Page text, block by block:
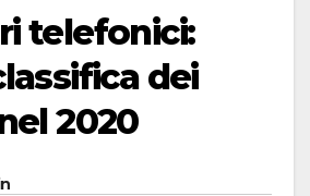
telefonici:
dei
2020